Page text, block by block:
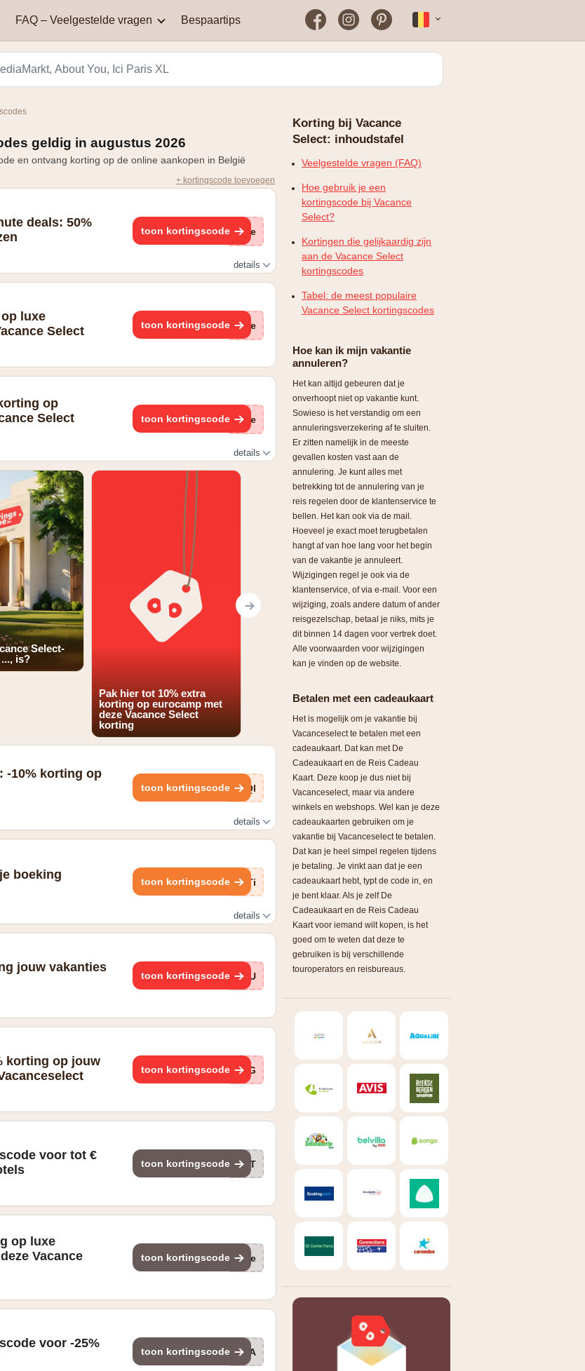
Aqualibi
Plopsaland Theater Hotel
Vanden Borre WONDR
FAQ – Veelgestelde vragen
je kortingscodes
Waarom werkt mijn
kortingscode niet?
kortingscode?
je korting?
kortingen en aanbiedingen
FAQ – Veelgestelde vragen
Bespaartips
FacebookInstagramPinterest
geldig in augustus 2026
en ontvang korting op de online aankopen in België
+ kortingscode toevoegen
deals: 50%
toon kortingscode (ge
details
luxe
Select
toon kortingscode (ge
op
Select
toon kortingscode (ge
details
langere verblijven
Select-
is?
Pak hier tot 10% extra
korting op eurocamp met
deze Vacance Select
korting
-10% korting op
toon kortingscode jQl
details
boeking toon kortingscode 6Ti
details
jouw vakanties
toon kortingscode KgU
korting op jouw
toon kortingscode IJG
voor tot €
toon kortingscode HOT
op luxe
Vacance
toon kortingscode (ge
voor -25%
toon kortingscode GLA
Korting bij Vacance
Select: inhoudstafel
Veelgestelde vragen (FAQ)
Hoe gebruik je een
kortingscode bij Vacance
Select?
Kortingen die gelijkaardig zijn
aan de Vacance Select
kortingscodes
Tabel: de meest populaire
Vacance Select kortingscodes
Hoe kan ik mijn vakantie
annuleren?
Het kan altijd gebeuren dat je
onverhoopt niet op vakantie kunt.
Sowieso is het verstandig om een
annuleringsverzekering af te sluiten.
Er zitten namelijk in de meeste
gevallen kosten vast aan de
annulering. Je kunt alles met
betrekking tot de annulering van je
reis regelen door de klantenservice te
bellen. Het kan ook via de mail.
Hoeveel je exact moet terugbetalen
hangt af van hoe lang voor het begin
van de vakantie je annuleert.
Wijzigingen regel je ook via de
klantenservice, of via e-mail. Voor een
wijziging, zoals andere datum of ander
reisgezelschap, betaal je niks, mits je
dit binnen 14 dagen voor vertrek doet.
Alle voorwaarden voor wijzigingen
kan je vinden op de website.
Betalen met een cadeaukaart
Het is mogelijk om je vakantie bij
Vacanceselect te betalen met een
cadeaukaart. Dat kan met De
Cadeaukaart en de Reis Cadeau
Kaart. Deze koop je dus niet bij
Vacanceselect, maar via andere
winkels en webshops. Wel kan je deze
cadeaukaarten gebruiken om je
vakantie bij Vacanceselect te betalen.
Dat kan je heel simpel regelen tijdens
je betaling. Je vinkt aan dat je een
cadeaukaart hebt, typt de code in, en
je bent klaar. Als je zelf De
Cadeaukaart en de Reis Cadeau
Kaart voor iemand wilt kopen, is het
goed om te weten dat deze te
gebruiken is bij verschillende
touroperators en reisbureaus.